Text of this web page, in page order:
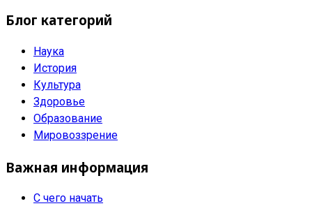
Блог категорий
Наука
История
Культура
Здоровье
Образование
Мировоззрение
Важная информация
С чего начать